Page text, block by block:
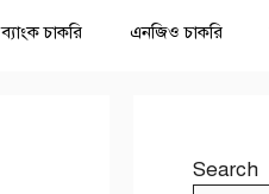
ব্যাংক চাকরি এনজিও চাকরি
Search